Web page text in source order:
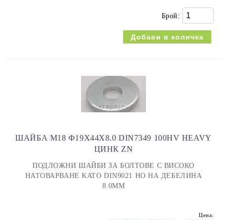
Брой:
ШАЙБА M18 Ф19X44X8.0 DIN7349 100HV HEAVY
ЦИНК ZN
ПОДЛОЖНИ ШАЙБИ ЗА БОЛТОВЕ С ВИСОКО
НАТОВАРВАНЕ KATO DIN9021 НО НА ДЕБЕЛИНА
8.0ММ
Цена: